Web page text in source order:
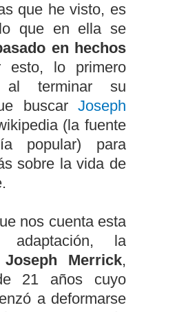
que he visto, es
que en ella se
en hechos
esto, lo primero
terminar su
buscar Joseph
(la fuente
popular) para
sobre la vida de
nos cuenta esta
adaptación, la
Joseph Merrick,
21 años cuyo
a deformarse